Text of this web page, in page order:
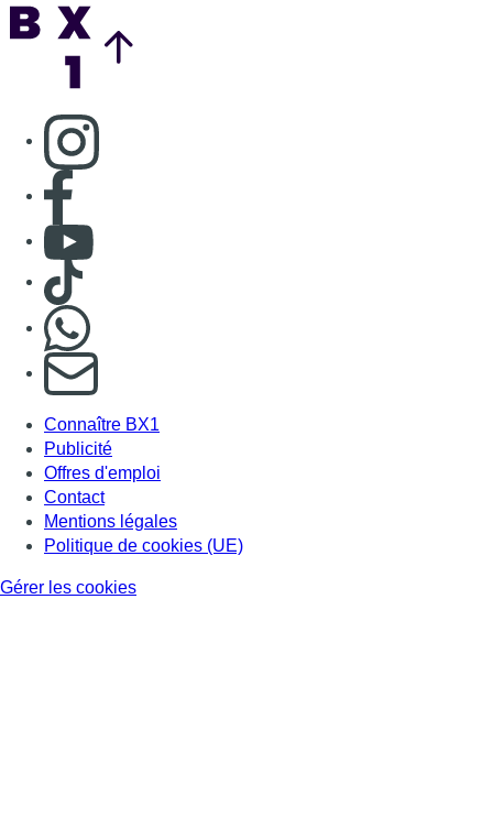
S'abonner à notre newsletter
Connaître BX1
Publicité
Offres d'emploi
Contact
Mentions légales
Politique de cookies (UE)
Gérer les cookies